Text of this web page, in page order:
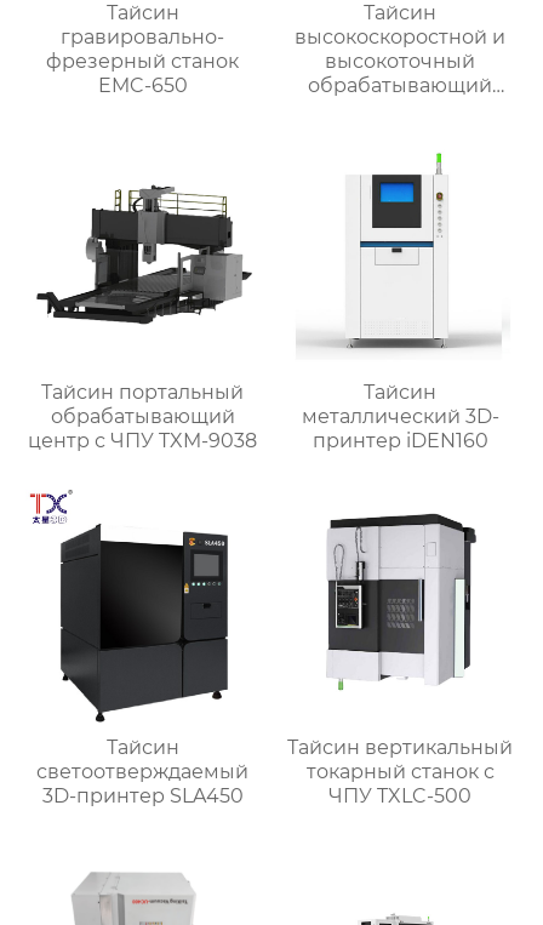
Тайсин
гравировально-
фрезерный станок
EMC-650
Тайсин
высокоскоростной и
высокоточный
обрабатывающий
Тайсин портальный
обрабатывающий
центр с ЧПУ TXM-9038
Тайсин
металлический 3D-
принтер iDEN160
Тайсин
светоотверждаемый
3D-принтер SLA450
Тайсин вертикальный
токарный станок с
ЧПУ TXLC-500